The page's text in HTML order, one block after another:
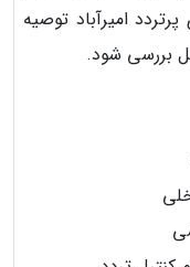
امیرآباد توصیه
بررسی شود.